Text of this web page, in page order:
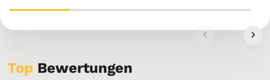
Top Bewertungen